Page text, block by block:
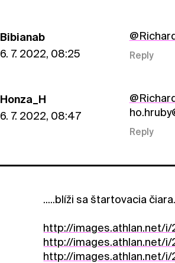
Bibianab
6. 7. 2022, 08:25
Reply
Honza_H
6. 7. 2022, 08:47
Reply
.....blíži sa štartovacia
http://images.athlan.net/i/
http://images.athlan.net/
http://images.athlan.net/